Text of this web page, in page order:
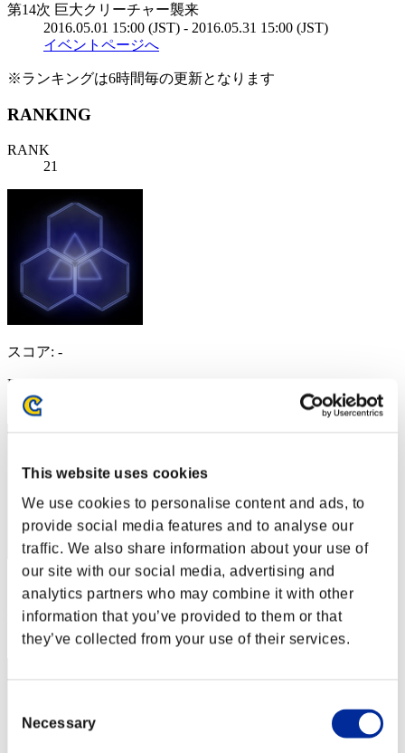
This website uses cookies
We use cookies to personalise content and ads, to
provide social media features and to analyse our
traffic. We also share information about your use of
our site with our social media, advertising and
analytics partners who may combine it with other
information that you’ve provided to them or that
they’ve collected from your use of their services.
Selection
Necessary
第14次 巨大クリーチャー襲来
2016.05.01 15:00 (JST) - 2016.05.31 15:00 (JST)
イベントページへ
※ランキングは6時間毎の更新となります
RANKING
RANK
21
スコア: -
RANK
スコア: -
RANK
23